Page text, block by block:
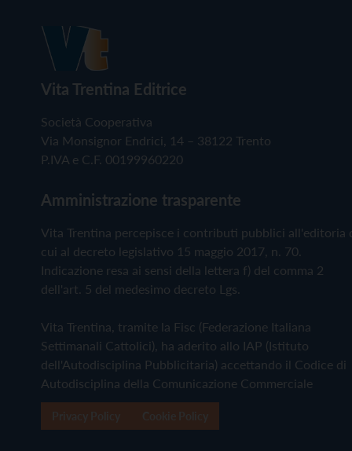
Vita Trentina Editrice
Società Cooperativa
Via Monsignor Endrici, 14 – 38122 Trento
P.IVA e C.F. 00199960220
Amministrazione trasparente
Vita Trentina percepisce i contributi pubblici all'editoria
cui al decreto legislativo 15 maggio 2017, n. 70.
Indicazione resa ai sensi della lettera f) del comma 2
dell'art. 5 del medesimo decreto Lgs.
Vita Trentina, tramite la Fisc (Federazione Italiana
Settimanali Cattolici), ha aderito allo IAP (Istituto
dell'Autodisciplina Pubblicitaria) accettando il Codice di
Autodisciplina della Comunicazione Commerciale